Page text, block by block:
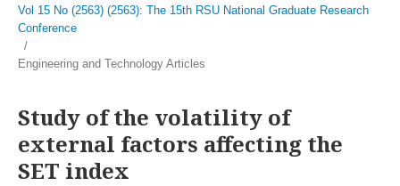
Vol 15 No (2563) (2563): The 15th RSU National Graduate Research
Conference
/
Engineering and Technology Articles
Study of the volatility of
external factors affecting the
SET index